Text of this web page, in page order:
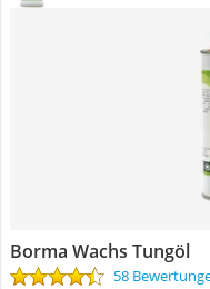
Borma Wachs Tungöl
58